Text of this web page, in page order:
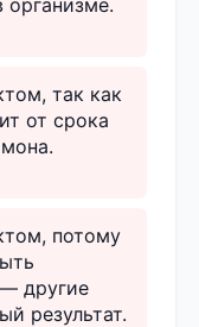
так как
от срока
потому
другие
результат.